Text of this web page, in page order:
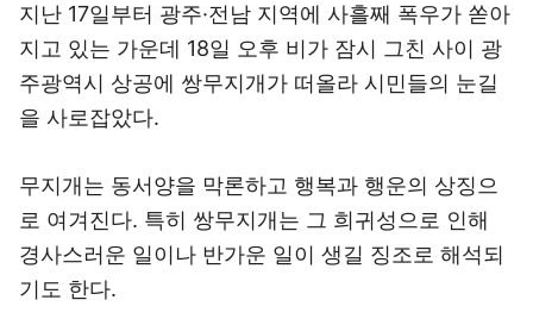
지난 17일부터 광주·전남 지역에 사흘째 폭우가 쏟아
지고 있는 가운데 18일 오후 비가 잠시 그친 사이 광
주광역시 상공에 쌍무지개가 떠올라 시민들의 눈길
을 사로잡았다.
무지개는 동서양을 막론하고 행복과 행운의 상징으
로 여겨진다. 특히 쌍무지개는 그 희귀성으로 인해
경사스러운 일이나 반가운 일이 생길 징조로 해석되
기도 한다.